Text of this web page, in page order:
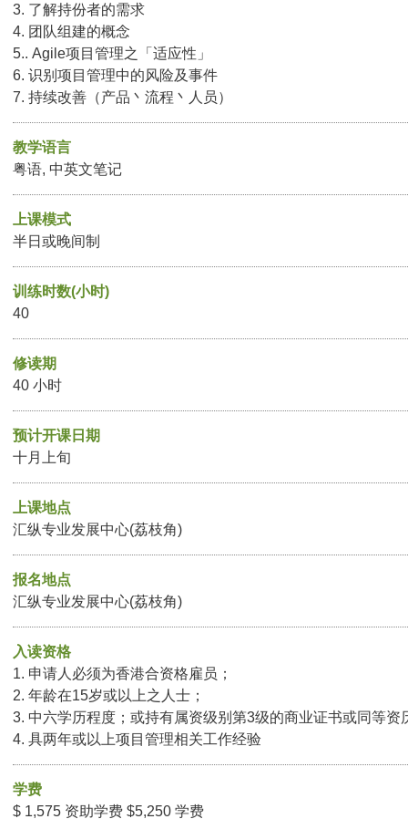
3. 了解持份者的需求
4. 团队组建的概念
5.. Agile项目管理之「适应性」
6. 识别项目管理中的风险及事件
7. 持续改善（产品丶流程丶人员）
教学语言
粤语, 中英文笔记
上课模式
半日或晚间制
训练时数(小时)
40
修读期
40 小时
预计开课日期
十月上旬
上课地点
汇纵专业发展中心(荔枝角)
报名地点
汇纵专业发展中心(荔枝角)
入读资格
1. 申请人必须为香港合资格雇员；
2. 年龄在15岁或以上之人士；
3. 中六学历程度；或持有属资级别第3级的商业证书或同等资
4. 具两年或以上项目管理相关工作经验
学费
$ 1,575 资助学费 $5,250 学费